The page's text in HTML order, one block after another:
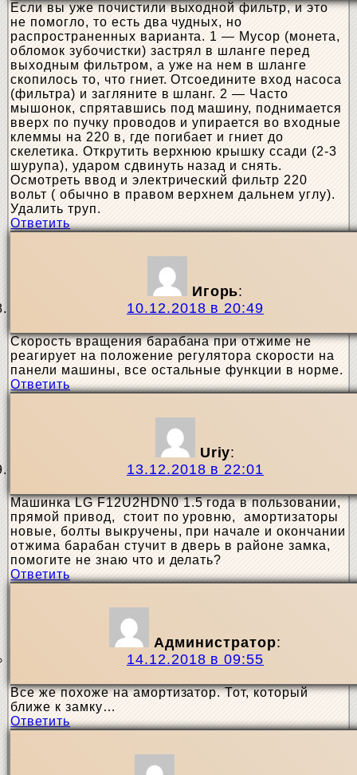
Если вы уже почистили выходной фильтр, и это
не помогло, то есть два чудных, но
распространенных варианта. 1 — Мусор (монета,
обломок зубочистки) застрял в шланге перед
выходным фильтром, а уже на нем в шланге
скопилось то, что гниет. Отсоедините вход насоса
(фильтра) и загляните в шланг. 2 — Часто
мышонок, спрятавшись под машину, поднимается
вверх по пучку проводов и упирается во входные
клеммы на 220 в, где погибает и гниет до
скелетика. Открутить верхнюю крышку ссади (2-3
шурупа), ударом сдвинуть назад и снять.
Осмотреть ввод и электрический фильтр 220
вольт ( обычно в правом верхнем дальнем углу).
Удалить труп.
Ответить
Игорь:
10.12.2018 в 20:49
Скорость вращения барабана при отжиме не
реагирует на положение регулятора скорости на
панели машины, все остальные функции в норме.
Ответить
Uriy:
13.12.2018 в 22:01
Машинка LG F12U2HDN0 1.5 года в пользовании,
прямой привод, стоит по уровню, амортизаторы
новые, болты выкручены, при начале и окончании
отжима барабан стучит в дверь в районе замка,
помогите не знаю что и делать?
Ответить
Администратор:
14.12.2018 в 09:55
Все же похоже на амортизатор. Тот, который
ближе к замку…
Ответить